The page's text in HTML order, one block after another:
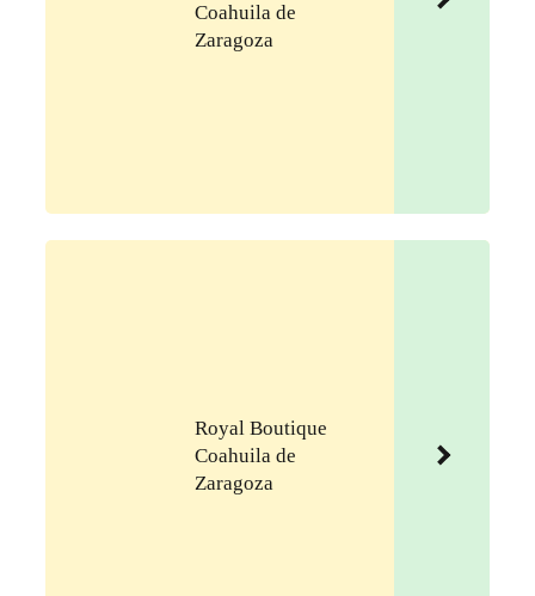
Coahuila de
Zaragoza
Royal Boutique
Coahuila de
Zaragoza